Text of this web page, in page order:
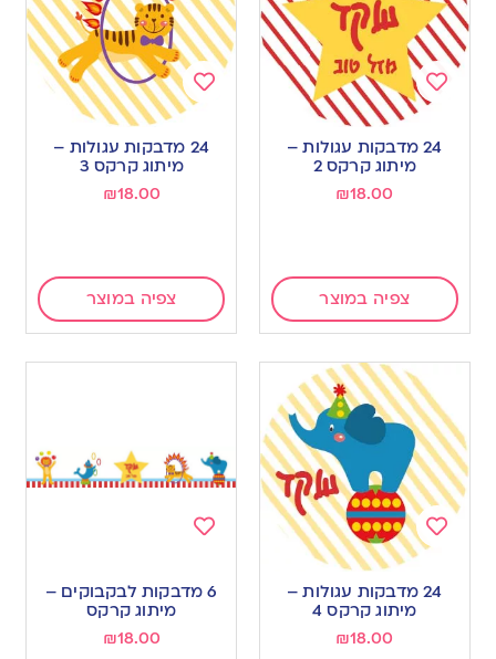
wishlist
24 מדבקות עגולות –
מיתוג קרקס 2
₪18.00
צפיה במוצר
wishlist
24 מדבקות עגולות –
מיתוג קרקס 3
₪18.00
צפיה במוצר
wishlist
24 מדבקות עגולות –
מיתוג קרקס 4
₪18.00
to
wishlist
6 מדבקות לבקבוקים –
מיתוג קרקס
₪18.00